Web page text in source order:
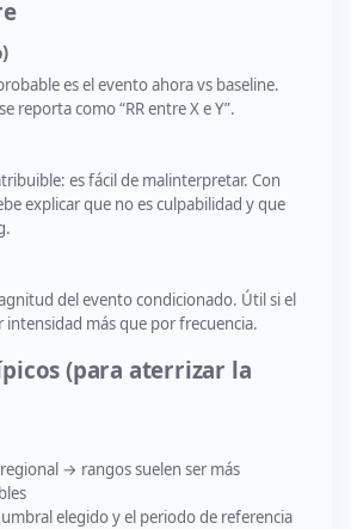
es el evento ahora vs baseline.
reporta como “RR entre X e Y”.
es fácil de malinterpretar. Con
explicar que no es culpabilidad y que
del evento condicionado. Útil si el
más que por frecuencia.
(para aterrizar la
→ rangos suelen ser más
elegido y el periodo de referencia